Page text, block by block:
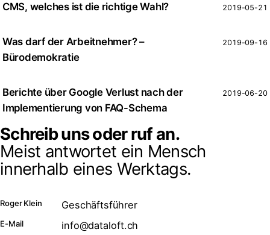
CMS, welches ist die richtige Wahl? 2019-05-21
Was darf der Arbeitnehmer? –
Bürodemokratie
2019-09-16
Berichte über Google Verlust nach der
Implementierung von FAQ-Schema
2019-06-20
Schreib uns oder ruf an.
Meist antwortet ein Mensch
innerhalb eines Werktags.
Roger Klein Geschäftsführer
E-Mail info@dataloft.ch